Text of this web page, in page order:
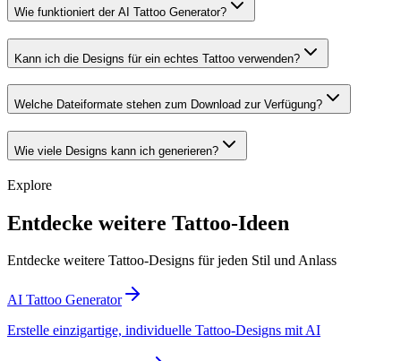
Wie funktioniert der AI Tattoo Generator?
Kann ich die Designs für ein echtes Tattoo verwenden?
Welche Dateiformate stehen zum Download zur Verfügung?
Wie viele Designs kann ich generieren?
Explore
Entdecke weitere Tattoo-Ideen
Entdecke weitere Tattoo-Designs für jeden Stil und Anlass
AI Tattoo Generator
Erstelle einzigartige, individuelle Tattoo-Designs mit AI